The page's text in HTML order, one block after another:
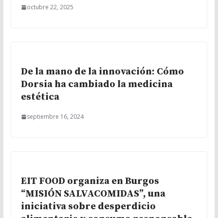
octubre 22, 2025
De la mano de la innovación: Cómo
Dorsia ha cambiado la medicina
estética
septiembre 16, 2024
EIT FOOD organiza en Burgos
“MISIÓN SALVACOMIDAS”, una
iniciativa sobre desperdicio